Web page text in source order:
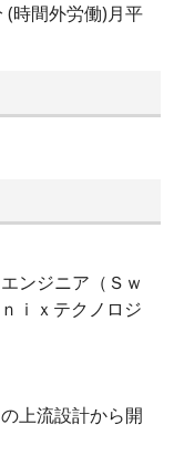
(時間外労働)月平
ンジニア（Ｓｗ
ｉｘテクノロジ
上流設計から開